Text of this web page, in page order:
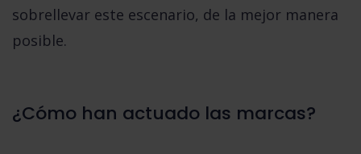
sobrellevar este escenario, de la mejor manera
posible.
¿Cómo han actuado las marcas?